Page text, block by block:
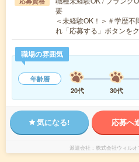
要
＜未経験OK！＞＃学歴
れ「応募する」ボタンを
職場の雰囲気
年齢層
20代
30代
気になる! 応募へ
派遣会社 株式会社ウィル